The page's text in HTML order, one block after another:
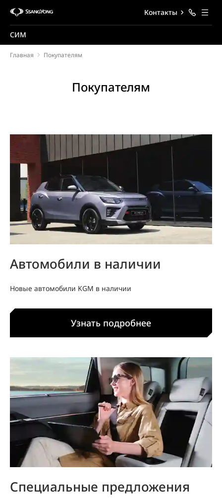
СИМ
Контакты
Главная Покупателям
Покупателям
Автомобили в наличии
Новые автомобили KGM в наличии
Узнать подробнее
Специальные предложения